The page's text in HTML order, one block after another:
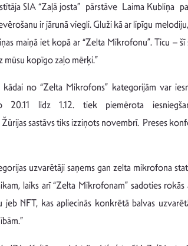
SIA “Zaļā josta” pārstāve Laima Kubliņa
ir jārunā viegli. Gluži kā ar lipīgu
maiņā iet kopā ar “Zelta Mikrofonu”. Ticu
mūsu kopīgo zaļo mērķi.”
no “Zelta Mikrofons” kategorijām var
20.11 līdz 1.12. tiek piemērota
sastāvs tiks izziņots novembrī. Preses
uzvarētāji saņems gan zelta mikrofona
laiks arī “Zelta Mikrofonam” sadoties
NFT, kas apliecinās konkrētā balvas